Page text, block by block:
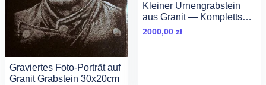
Graviertes Foto-Porträt auf
Granit Grabstein 30x20cm
Kleiner Urnengrabstein
aus Granit — Komplettset
mit Inschrift
2000,00 zł